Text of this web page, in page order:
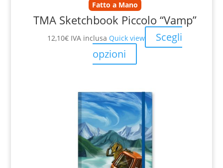
Fatto a Mano
TMA Sketchbook Piccolo “Vamp”
12,10€ IVA inclusa Quick view
Scegli
opzioni